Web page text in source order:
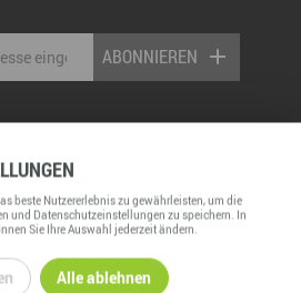
ABONNIEREN
ERZGEBIRGE
beste Nutzererlebnis zu gewährleisten, um die
und Datenschutzeinstellungen zu speichern. In
Sie Ihre Auswahl jederzeit ändern.
Alle ablehnen